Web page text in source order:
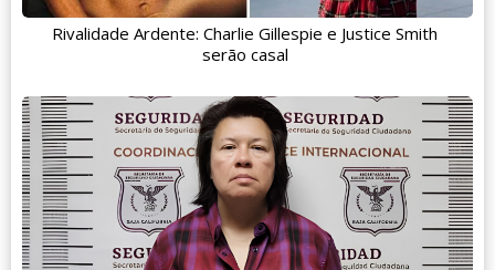
Rivalidade Ardente: Charlie Gillespie e Justice Smith
serão casal